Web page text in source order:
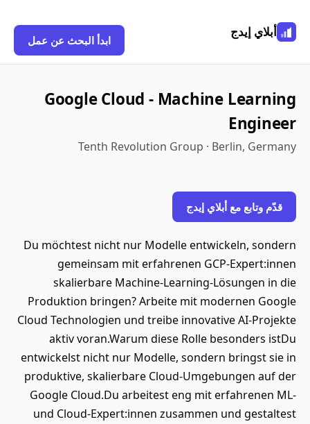
أبلاي إيدج
ابدأ البحث عن عمل
Google Cloud - Machine Learning
Engineer
Tenth Revolution Group · Berlin, Germany
قدّم وتابع مع أبلاي إيدج
Du möchtest nicht nur Modelle entwickeln, sondern
gemeinsam mit erfahrenen GCP-Expert:innen
skalierbare Machine-Learning-Lösungen in die
Produktion bringen? Arbeite mit modernen Google
Cloud Technologien und treibe innovative AI-Projekte
aktiv voran.Warum diese Rolle besonders istDu
entwickelst nicht nur Modelle, sondern bringst sie in
produktive, skalierbare Cloud-Umgebungen auf der
Google Cloud.Du arbeitest eng mit erfahrenen ML-
und Cloud-Expert:innen zusammen und gestaltest